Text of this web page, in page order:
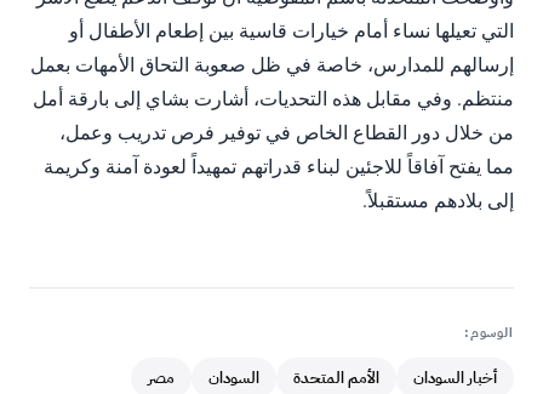
التي تعيلها نساء أمام خيارات قاسية بين إطعام الأطفال أو
إرسالهم للمدارس، خاصة في ظل صعوبة التحاق الأمهات بعمل
منتظم. وفي مقابل هذه التحديات، أشارت بشاي إلى بارقة أمل
من خلال دور القطاع الخاص في توفير فرص تدريب وعمل،
مما يفتح آفاقاً للاجئين لبناء قدراتهم تمهيداً لعودة آمنة وكريمة
إلى بلادهم مستقبلاً.
الوسوم:
أخبار السودان الأمم المتحدة السودان
مصر